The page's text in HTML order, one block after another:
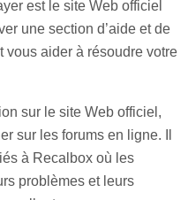
est le site Web officiel
une section d’aide et de
vous aider à résoudre votre
sur le site Web officiel,
sur les forums en ligne. Il
à Recalbox où les
problèmes et leurs